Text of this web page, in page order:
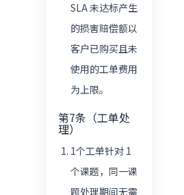
SLA 未达标产生
的损害赔偿额以
客户已购买且未
使用的工单费用
为上限。
第7条（工单处
理）
1个工单针对 1
个课题，同一课
题处理期间无需